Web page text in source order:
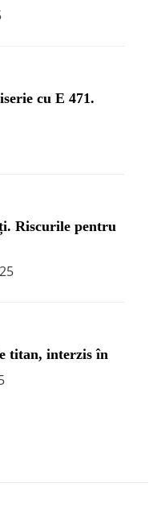
cu E 471.
Riscurile pentru
titan, interzis în